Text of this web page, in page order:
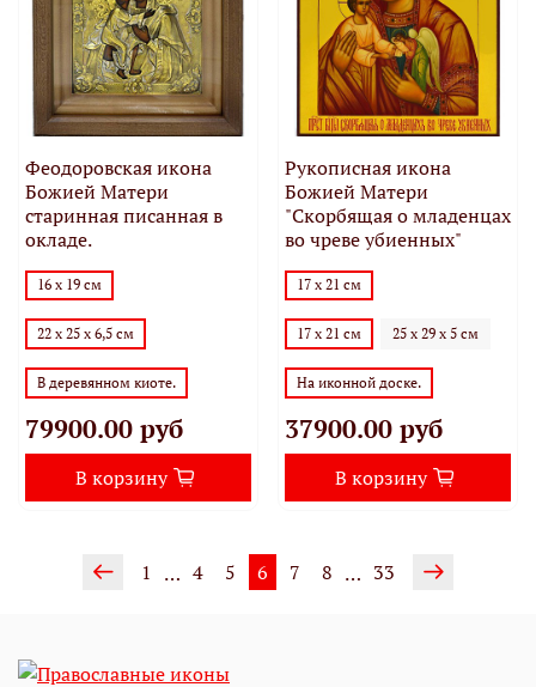
Феодоровская икона
Божией Матери
старинная писанная в
окладе.
16 х 19 см
22 х 25 х 6,5 см
В деревянном киоте.
79900.00 руб
В корзину
Рукописная икона
Божией Матери
"Скорбящая о младенцах
во чреве убиенных"
17 х 21 см
17 х 21 см 25 х 29 х 5 см
На иконной доске.
37900.00 руб
В корзину
1 … 4 5 6 7 8 … 33